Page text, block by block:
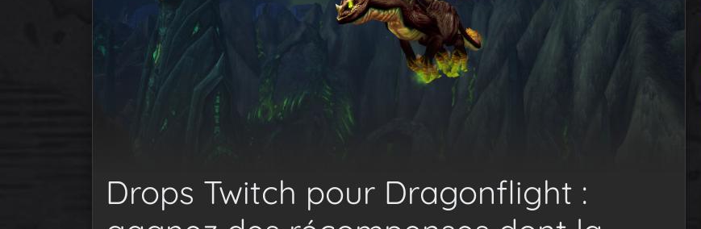
Drops Twitch pour Dragonflight :